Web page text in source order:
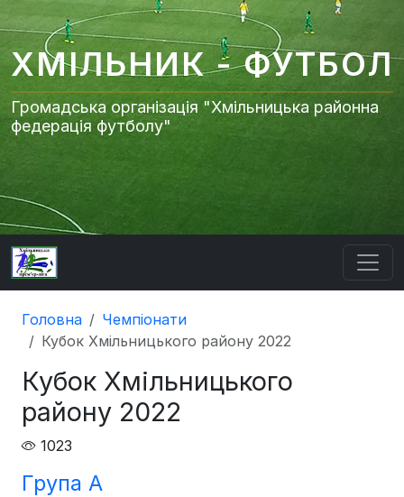
ХМІЛЬНИК - ФУТБОЛ
Громадська організація "Хмільницька районна
федерація футболу"
Головна
Чемпіонати
Кубок Хмільницького району 2022
Кубок Хмільницького
району 2022
1023
Група A